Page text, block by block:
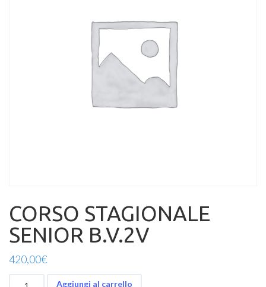
CORSO STAGIONALE
SENIOR B.V.2V
420,00€
Aggiungi al carrello